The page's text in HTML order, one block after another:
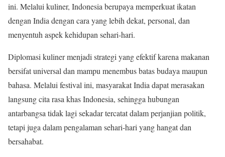
ini. Melalui kuliner, Indonesia berupaya memperkuat ikatan
dengan India dengan cara yang lebih dekat, personal, dan
menyentuh aspek kehidupan sehari-hari.
Diplomasi kuliner menjadi strategi yang efektif karena makanan
bersifat universal dan mampu menembus batas budaya maupun
bahasa. Melalui festival ini, masyarakat India dapat merasakan
langsung cita rasa khas Indonesia, sehingga hubungan
antarbangsa tidak lagi sekadar tercatat dalam perjanjian politik,
tetapi juga dalam pengalaman sehari-hari yang hangat dan
bersahabat.